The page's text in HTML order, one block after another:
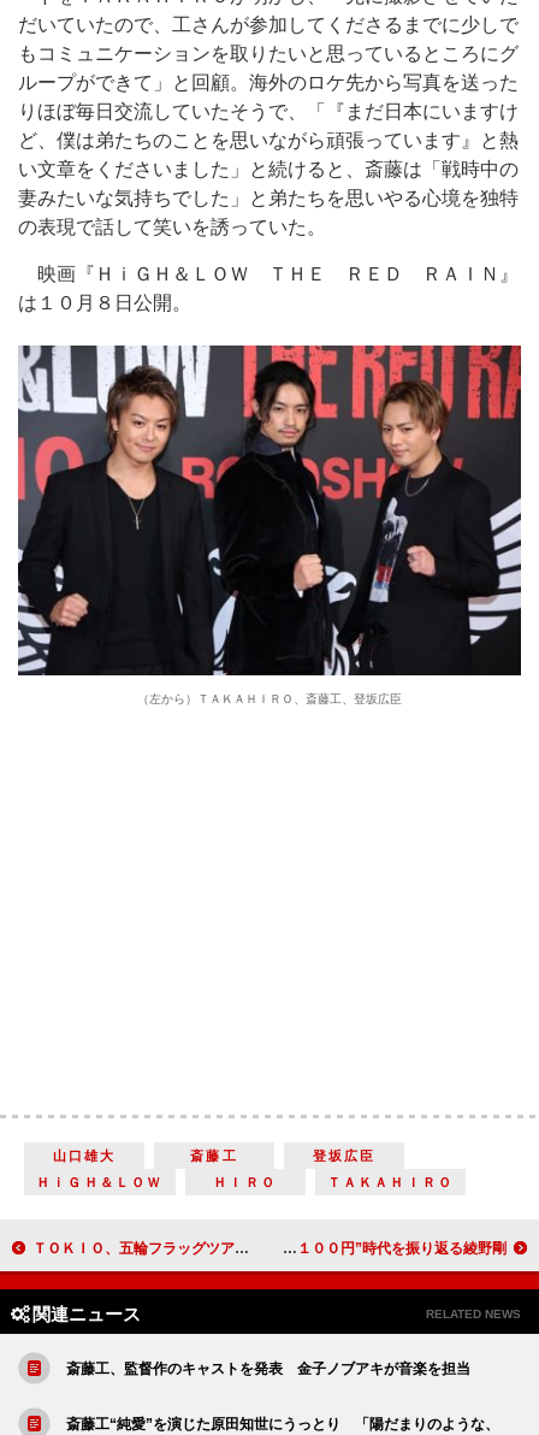
だいていたので、工さんが参加してくださるまでに少しで
もコミュニケーションを取りたいと思っているところにグ
ループができて」と回顧。海外のロケ先から写真を送った
りほぼ毎日交流していたそうで、「『まだ日本にいますけ
ど、僕は弟たちのことを思いながら頑張っています』と熱
い文章をくださいました」と続けると、斎藤は「戦時中の
妻みたいな気持ちでした」と弟たちを思いやる心境を独特
の表現で話して笑いを誘っていた。
映画『ＨｉＧＨ＆ＬＯＷ ＴＨＥ ＲＥＤ ＲＡＩＮ』
は１０月８日公開。
（左から）ＴＡＫＡＨＩＲＯ、斎藤工、登坂広臣
山口雄大 斎藤工
登坂広臣
ＨｉＧＨ＆ＬＯＷ
ＨＩＲＯ ＴＡＫＡＨＩＲＯ
ＴＯＫＩＯ、五輪フラッグツアーのスペシャルアンバサダーに ＣＤデビュー２２年の記念日に 山田孝之「生きているだけでお金がかかる」 “所持金１００円”時代を振り返る綾野剛
関連ニュース RELATED NEWS
斎藤工、監督作のキャストを発表 金子ノブアキが音楽を担当
斎藤工“純愛”を演じた原田知世にうっとり 「陽だまりのような、